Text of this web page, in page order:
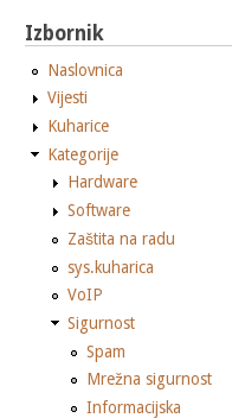
Izbornik
Naslovnica
Vijesti
Kuharice
Kategorije
Hardware
Software
Zaštita na radu
sys.kuharica
VoIP
Sigurnost
Spam
Mrežna sigurnost
Informacijska